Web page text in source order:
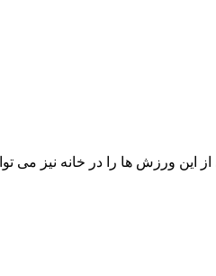
ورزش ها را در خانه نیز می